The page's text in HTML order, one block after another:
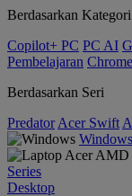
Berdasarkan Kategori
Copilot+ PC PC AI
Pembelajaran
Berdasarkan Seri
Predator Acer Swift
Windows
Series
Desktop